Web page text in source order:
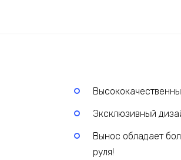
Эксклюзивный
Вынос обладает
руля!